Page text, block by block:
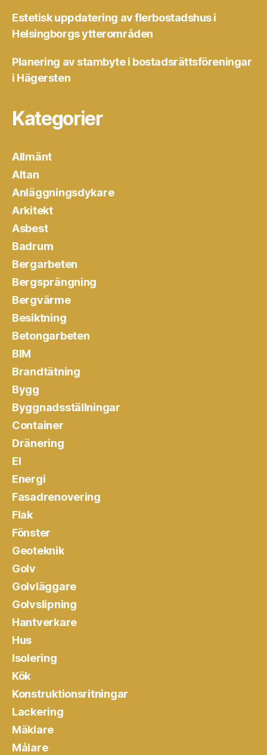
Estetisk uppdatering av flerbostadshus i
Helsingborgs ytterområden
Planering av stambyte i bostadsrättsföreningar
i Hägersten
Kategorier
Allmänt
Altan
Anläggningsdykare
Arkitekt
Asbest
Badrum
Bergarbeten
Bergsprängning
Bergvärme
Besiktning
Betongarbeten
BIM
Brandtätning
Bygg
Byggnadsställningar
Container
Dränering
El
Energi
Fasadrenovering
Flak
Fönster
Geoteknik
Golv
Golvläggare
Golvslipning
Hantverkare
Hus
Isolering
Kök
Konstruktionsritningar
Lackering
Mäklare
Målare